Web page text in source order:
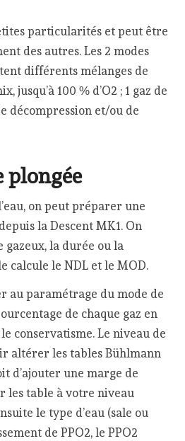
particularités et peut être
des autres. Les 2 modes
différents mélanges de
jusqu’à 100 % d’O2 ; 1 gaz de
décompression et/ou de
plongée
on peut préparer une
la Descent MK1. On
la durée ou la
calcule le NDL et le MOD.
au paramétrage du mode de
de chaque gaz en
conservatisme. Le niveau de
altérer les tables Bühlmann
d’ajouter une marge de
les table à votre niveau
le type d’eau (sale ou
de PPO2, le PPO2